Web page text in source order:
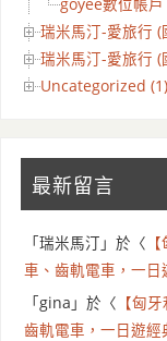
goyee數位帳戶
瑞米馬汀-愛旅行 (
瑞米馬汀-愛旅行 (
Uncategorized (1)
最新留言
「瑞米馬汀 」於〈
車、齒軌電車，一
「gina 」於〈 【匈
齒軌電車，一日遊